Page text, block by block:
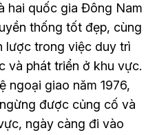
hai quốc gia Đông Nam
thống tốt đẹp, cùng
lược trong việc duy trì
và phát triển ở khu vực.
ngoại giao năm 1976,
được củng cố và
ngày càng đi vào